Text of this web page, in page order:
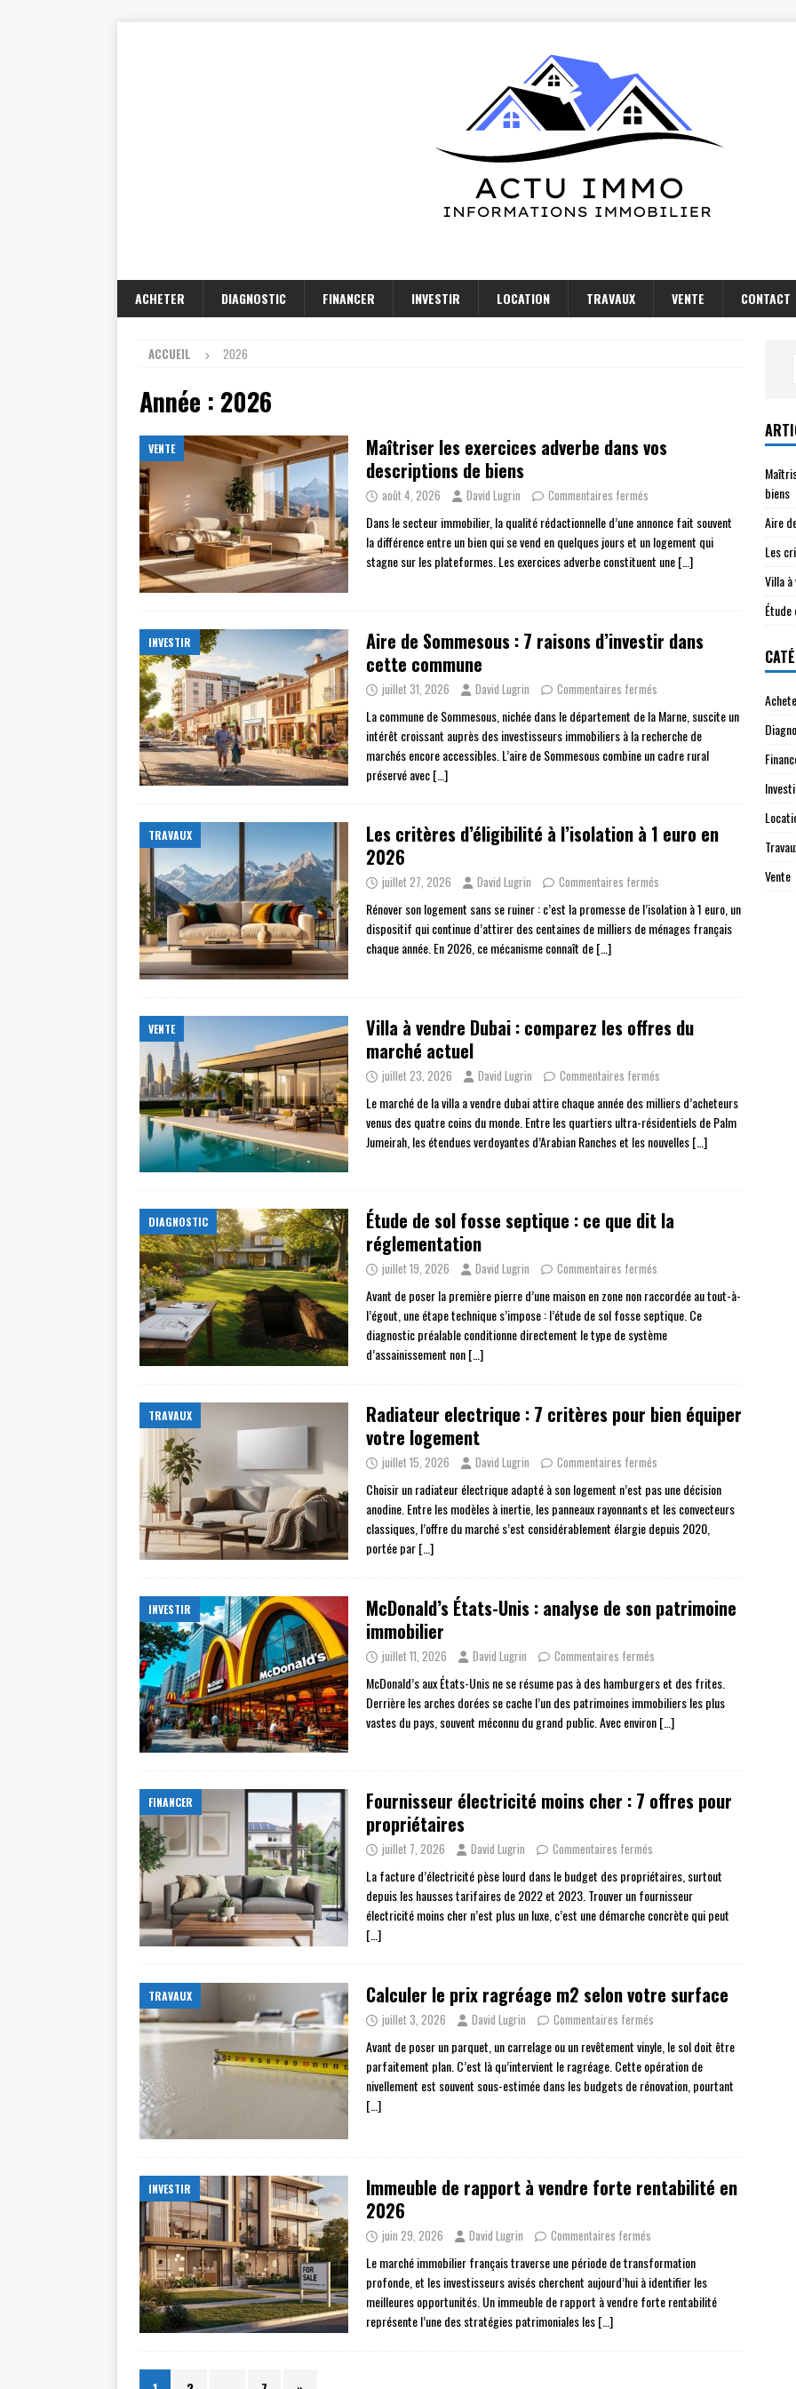
ACHETER DIAGNOSTIC FINANCER INVESTIR LOCATION TRAVAUX VENTE CONTACT
ACCUEIL 2026
Année : 2026
VENTE
Maîtriser les exercices adverbe dans vos
descriptions de biens
août 4, 2026 David Lugrin Commentaires fermés
Dans le secteur immobilier, la qualité rédactionnelle d’une annonce fait souvent
la différence entre un bien qui se vend en quelques jours et un logement qui
stagne sur les plateformes. Les exercices adverbe constituent une[…]
INVESTIR
Aire de Sommesous : 7 raisons d’investir dans
cette commune
juillet 31, 2026 David Lugrin Commentaires fermés
La commune de Sommesous, nichée dans le département de la Marne, suscite un
intérêt croissant auprès des investisseurs immobiliers à la recherche de
marchés encore accessibles. L’aire de Sommesous combine un cadre rural
préservé avec[…]
TRAVAUX
Les critères d’éligibilité à l’isolation à 1 euro en
2026
juillet 27, 2026 David Lugrin Commentaires fermés
Rénover son logement sans se ruiner : c’est la promesse de l’isolation à 1 euro, un
dispositif qui continue d’attirer des centaines de milliers de ménages français
chaque année. En 2026, ce mécanisme connaît de[…]
VENTE
Villa à vendre Dubai : comparez les offres du
marché actuel
juillet 23, 2026 David Lugrin Commentaires fermés
Le marché de la villa a vendre dubai attire chaque année des milliers d’acheteurs
venus des quatre coins du monde. Entre les quartiers ultra-résidentiels de Palm
Jumeirah, les étendues verdoyantes d’Arabian Ranches et les nouvelles[…]
DIAGNOSTIC
Étude de sol fosse septique : ce que dit la
réglementation
juillet 19, 2026 David Lugrin Commentaires fermés
Avant de poser la première pierre d’une maison en zone non raccordée au tout-à-
l’égout, une étape technique s’impose : l’étude de sol fosse septique. Ce
diagnostic préalable conditionne directement le type de système
d’assainissement non[…]
TRAVAUX
Radiateur electrique : 7 critères pour bien équiper
votre logement
juillet 15, 2026 David Lugrin Commentaires fermés
Choisir un radiateur électrique adapté à son logement n’est pas une décision
anodine. Entre les modèles à inertie, les panneaux rayonnants et les convecteurs
classiques, l’offre du marché s’est considérablement élargie depuis 2020,
portée par[…]
INVESTIR
McDonald’s États-Unis : analyse de son patrimoine
immobilier
juillet 11, 2026 David Lugrin Commentaires fermés
McDonald’s aux États-Unis ne se résume pas à des hamburgers et des frites.
Derrière les arches dorées se cache l’un des patrimoines immobiliers les plus
vastes du pays, souvent méconnu du grand public. Avec environ[…]
FINANCER
Fournisseur électricité moins cher : 7 offres pour
propriétaires
juillet 7, 2026 David Lugrin Commentaires fermés
La facture d’électricité pèse lourd dans le budget des propriétaires, surtout
depuis les hausses tarifaires de 2022 et 2023. Trouver un fournisseur
électricité moins cher n’est plus un luxe, c’est une démarche concrète qui peut
[…]
TRAVAUX Calculer le prix ragréage m2 selon votre surface
juillet 3, 2026 David Lugrin Commentaires fermés
Avant de poser un parquet, un carrelage ou un revêtement vinyle, le sol doit être
parfaitement plan. C’est là qu’intervient le ragréage. Cette opération de
nivellement est souvent sous-estimée dans les budgets de rénovation, pourtant
[…]
INVESTIR
Immeuble de rapport à vendre forte rentabilité en
2026
juin 29, 2026 David Lugrin Commentaires fermés
Le marché immobilier français traverse une période de transformation
profonde, et les investisseurs avisés cherchent aujourd’hui à identifier les
meilleures opportunités. Un immeuble de rapport à vendre forte rentabilité
représente l’une des stratégies patrimoniales les[…]
biens
Aire
Les
Villa
Vente